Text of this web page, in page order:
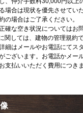
合は現状を優先させていた
場合はご了承ください。
な空き状況についてはお
しては、建物の管理規約
細はメールやお電話にてス
ざいます。お電話かメー
支払いいただく費用につき